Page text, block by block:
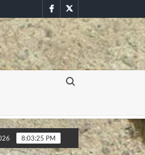
FacebookTwitter
Buscar:
la UAEM (Morelos) durante paro
8:03:27 PM